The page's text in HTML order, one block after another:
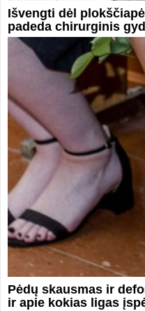
Išvengti dėl
padeda chirurginis
Pėdų skausmas ir
ir apie kokias ligas